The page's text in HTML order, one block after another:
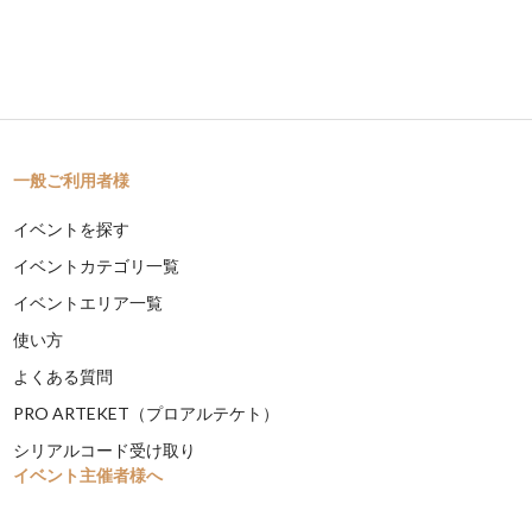
一般ご利用者様
イベントを探す
イベントカテゴリ一覧
イベントエリア一覧
使い方
よくある質問
PRO ARTEKET（プロアルテケト）
シリアルコード受け取り
イベント主催者様へ